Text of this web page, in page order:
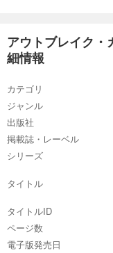
アウトブレイク
細情報
カテゴリ
ジャンル
出版社
掲載誌・レーベル
シリーズ
タイトル
タイトルID
ページ数
電子版発売日